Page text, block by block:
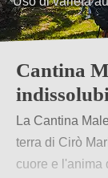
Cantina
La Cantina
terra di Cirò
cuore e l'anima